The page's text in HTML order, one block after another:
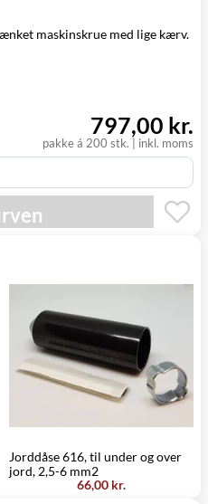
d. 19/8
maskinskrue med lige kærv.
pakke á 200 stk. | inkl. moms
797,00 kr.
Jorddåse 616, til under og over
jord, 2,5-6 mm2
66,00 kr.